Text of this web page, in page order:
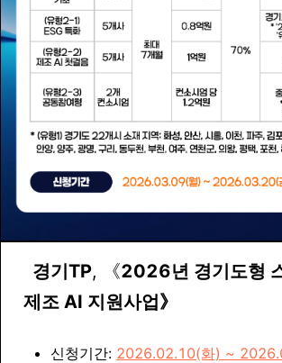
경기TP, 《2026년 경기도형
제조 AI 지원사업》
신청기간: 2026.02.10(화) ~